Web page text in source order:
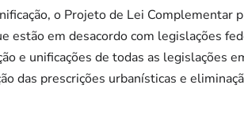
o Projeto de Lei Complementar
estão em desacordo com legislações
e unificações de todas as legislações
das prescrições urbanísticas e